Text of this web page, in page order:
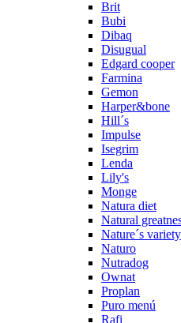
Brit
Bubi
Dibaq
Disugual
Edgard cooper
Farmina
Gemon
Harper&bone
Hill´s
Impulse
Isegrim
Lenda
Lily's
Monge
Natura diet
Natural
Nature´s variety
Naturo
Nutradog
Ownat
Proplan
Puro menú
Rafi